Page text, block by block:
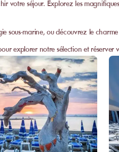
votre séjour. Explorez les
sous-marine, ou découvrez le
explorer notre sélection et réserver